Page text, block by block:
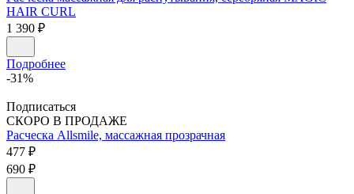
HAIR CURL
1 390 ₽
Подробнее
-31%
Подписаться
СКОРО В ПРОДАЖЕ
Расческа Allsmile, массажная прозрачная
477 ₽
690 ₽